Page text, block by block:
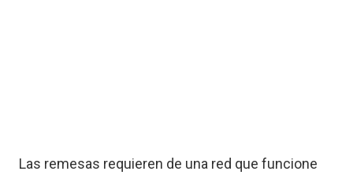
Las remesas requieren de una red que funcione